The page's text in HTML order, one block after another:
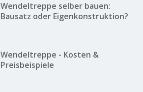
Wendeltreppe selber bauen:
Bausatz oder Eigenkonstruktion?
Wendeltreppe - Kosten &
Preisbeispiele